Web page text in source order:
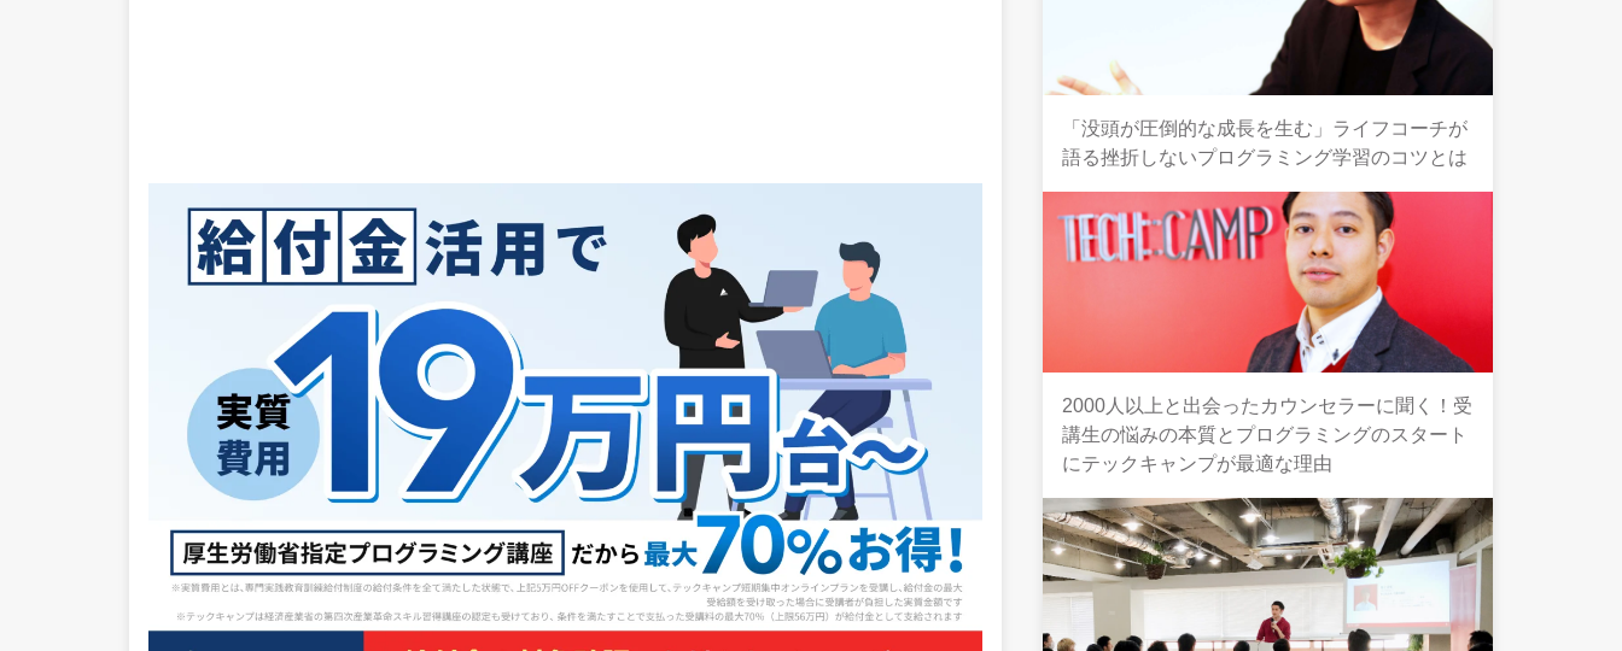
「没頭が圧倒的な成長を生む」ライフコーチが
語る挫折しないプログラミング学習のコツとは
2000人以上と出会ったカウンセラーに聞く！受
講生の悩みの本質とプログラミングのスタート
にテックキャンプが最適な理由